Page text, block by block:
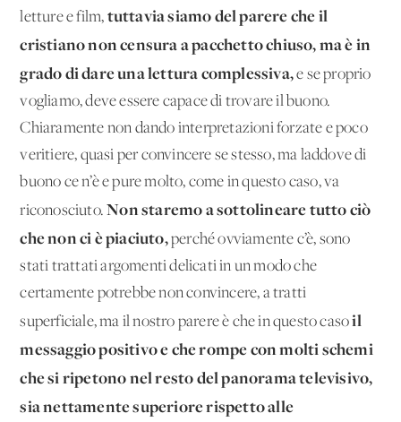
letture e film, tuttavia siamo del parere che il
cristiano non censura a pacchetto chiuso, ma è in
grado di dare una lettura complessiva,e se proprio
vogliamo, deve essere capace di trovare il buono.
Chiaramente non dando interpretazioni forzate e poco
veritiere, quasi per convincere se stesso, ma laddove di
buono ce n’è e pure molto, come in questo caso, va
riconosciuto.Non staremo a sottolineare tutto ciò
che non ci è piaciuto,perché ovviamente c’è, sono
stati trattati argomenti delicati in un modo che
certamente potrebbe non convincere, a tratti
superficiale, ma il nostro parere è che in questo casoil
messaggio positivo e che rompe con molti schemi
che si ripetono nel resto del panorama televisivo,
sia nettamente superiore rispetto alle